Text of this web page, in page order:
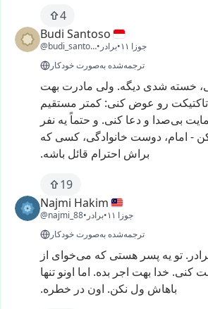
4
Budi Santoso
@budi_santoso14
• برادر•
۱۱ جوزا
ترجمه‌شده به‌صورت خودکار
خسته شدی دیگه. ولی مادرت بهت
تاکتیکت رو عوض کنی: کمتر مستقیم
بی‌صدا و دعا کنی. و حتماً یه نفر
- امام، دوست خانوادگی، کسی که
براش احترام قائل باشه.
19
Najmi Hakim
@najmi_88• برادر•
۱۱ جوزا
ترجمه‌شده به‌صورت خودکار
تو یه پسر هستی که می‌خوای از
کنی. خدا بهت اجر بده. اما اونو تنها
باهاش ول نکن. اون در خطره.